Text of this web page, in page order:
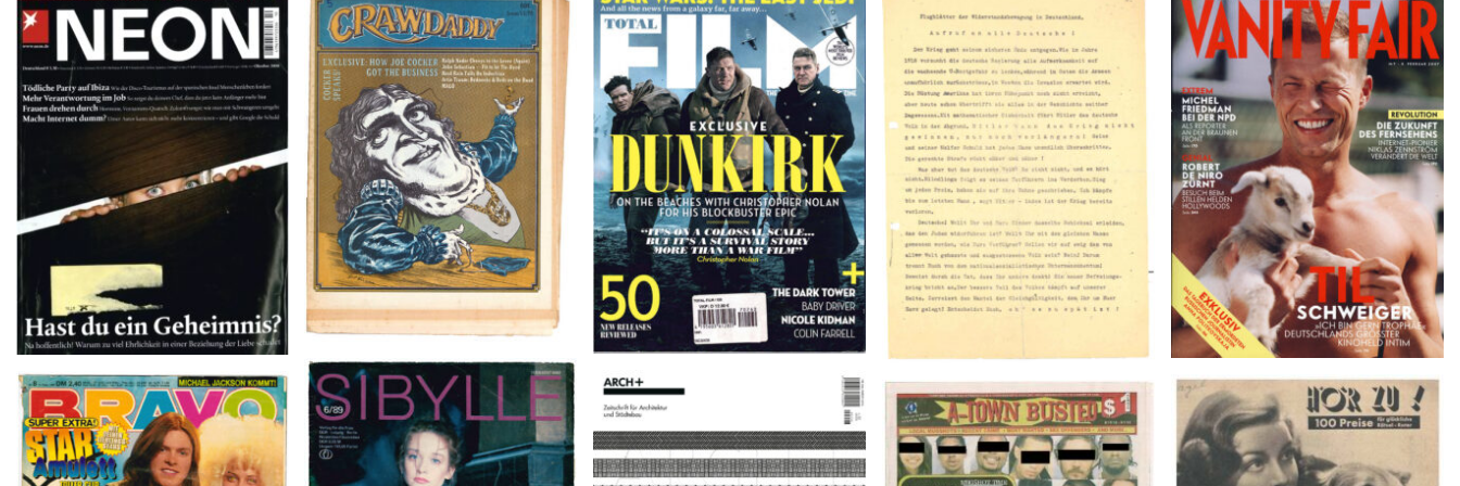
NEON – OKTOBER 2008 Crawdaddy – June/11/72
TOTAL FILM #260 – SUMMER
2017
Flugblätter der Weissen Rose – V,
Januar 1943
VANITY FAIR – Nr. 7 – 8.
Februar 2007
SIBYLLE 6/89 ARCH+ Nr. 226, Herbst 2016
BRAVO – Nr. 8, 13. Febr. 1997
HÖR ZU! – 1949, NUMMER 10,
A-TOWN BUSTED – 8/15/16–